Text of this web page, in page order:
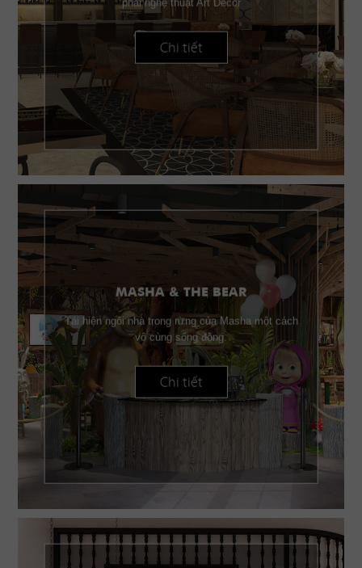
phái nghệ thuật Art Décor
Chi tiết
MASHA & THE BEAR
Tái hiện ngôi nhà trong rừng của Masha một cách
vô cùng sống động.
Chi tiết